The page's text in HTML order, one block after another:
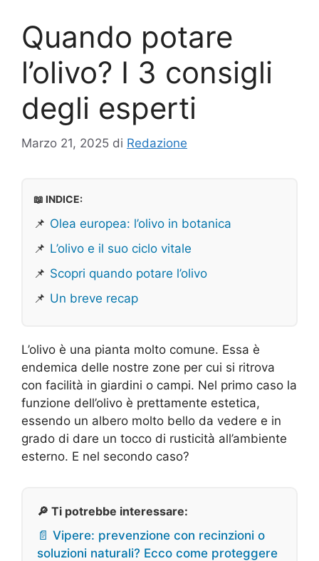
Quando potare
l’olivo? I 3 consigli
degli esperti
Marzo 21, 2025 di Redazione
📖 INDICE:
📌 Olea europea: l’olivo in botanica
📌 L’olivo e il suo ciclo vitale
📌 Scopri quando potare l’olivo
📌 Un breve recap
L’olivo è una pianta molto comune. Essa è
endemica delle nostre zone per cui si ritrova
con facilità in giardini o campi. Nel primo caso la
funzione dell’olivo è prettamente estetica,
essendo un albero molto bello da vedere e in
grado di dare un tocco di rusticità all’ambiente
esterno. E nel secondo caso?
🔎 Ti potrebbe interessare:
📄 Vipere: prevenzione con recinzioni o
soluzioni naturali? Ecco come proteggere